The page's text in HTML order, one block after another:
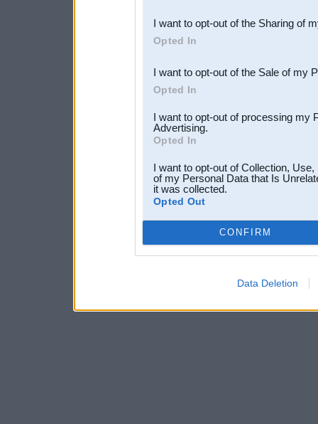
Downstream Participants
third parties.
I want to opt-out of the Sharing of
Opted In
I want to opt-out of the Sale of my
Opted In
I want to opt-out of processing my
Advertising.
Opted In
I want to opt-out of Collection,
of my Personal Data that Is
it was collected.
Opted Out
CONFIRM
Data Deletion